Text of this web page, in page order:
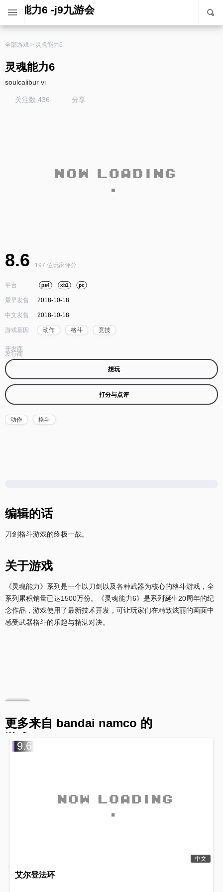
灵魂能力6 -j9九游会
全部游戏 > 灵魂能力6
灵魂能力6
soulcalibur vi
关注数 436 分享
8.6 197 位玩家评分
平台 ps4 xb1 pc
最早发售 2018-10-18
中文发售 2018-10-18
游戏基因 动作 格斗 竞技
开发商
发行商
想玩
打分与点评
动作 格斗
编辑的话
刀剑格斗游戏的终极一战。
关于游戏
《灵魂能力》系列是一个以刀剑以及各种武器为核心的格斗游戏，全
系列累积销量已达1500万份。《灵魂能力6》是系列诞生20周年的纪
念作品，游戏使用了最新技术开发，可让玩家们在精致炫丽的画面中
感受武器格斗的乐趣与精湛对决。
更多来自 bandai namco 的
游戏
9.6
中文
艾尔登法环